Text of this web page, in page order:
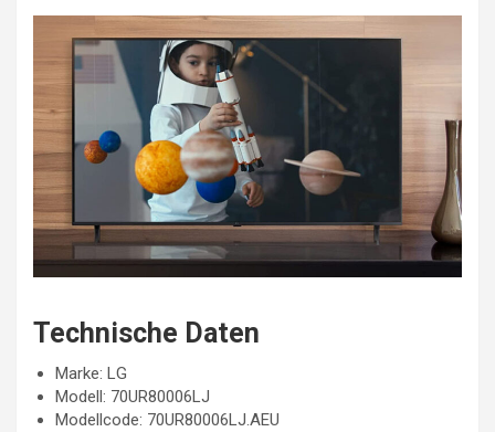
Technische Daten
Marke: LG
Modell: 70UR80006LJ
Modellcode: 70UR80006LJ.AEU